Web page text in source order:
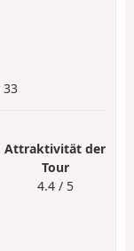
33
Attraktivität der
Tour
4.4 / 5